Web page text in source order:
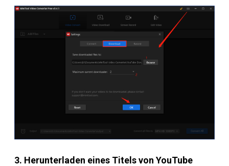
3. Herunterladen eines Titels von YouTube